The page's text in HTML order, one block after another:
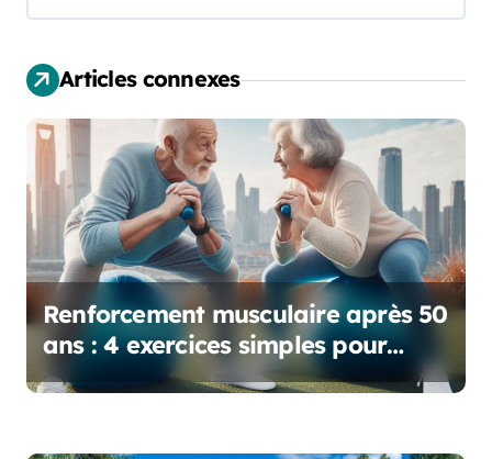
t
i
o
n
d
e
l
’
a
Articles connexes
Renforcement musculaire après 50
ans : 4 exercices simples pour
éliminer la graisse abdominale !